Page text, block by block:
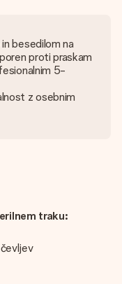
besedilom na
proti praskam
5-
z osebnim
traku: